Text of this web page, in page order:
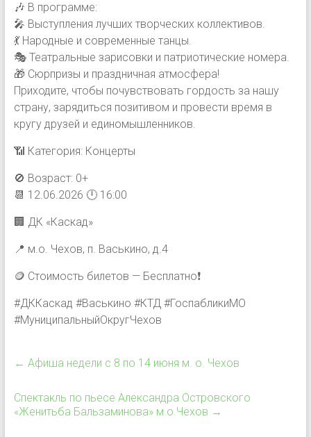
🎶 В программе:
🎤 Выступления лучших творческих коллективов.
💃 Народные и современные танцы.
🎭 Театральные зарисовки и патриотические номера.
🎁 Сюрпризы и праздничная атмосфера!
Приходите, чтобы почувствовать гордость за нашу
страну, зарядиться позитивом и провести время в
кругу друзей и единомышленников.
📶 Категория: Концерты
🚫 Возраст: 0+
📆 12.06.2026 🕛 16:00
🏢 ДК «Каскад»
📍 м.о. Чехов, п. Васькино, д.4
🪙 Стоимость билетов — Бесплатно❗️
#ДККаскад #Васькино #КТД #ГоспабликиМО
#МуниципальныйОкругЧехов
← Афиша недели с 8 по 14 июня м. о. Чехов
Спектакль по пьесе Александра Островского
«Женитьба Бальзаминова» м.о.Чехов →